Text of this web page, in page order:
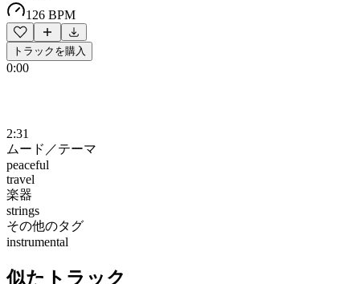
126 BPM
トラックを購入
0:00
2:31
ムード／テーマ
peaceful
travel
楽器
strings
その他のタグ
instrumental
似たトラック